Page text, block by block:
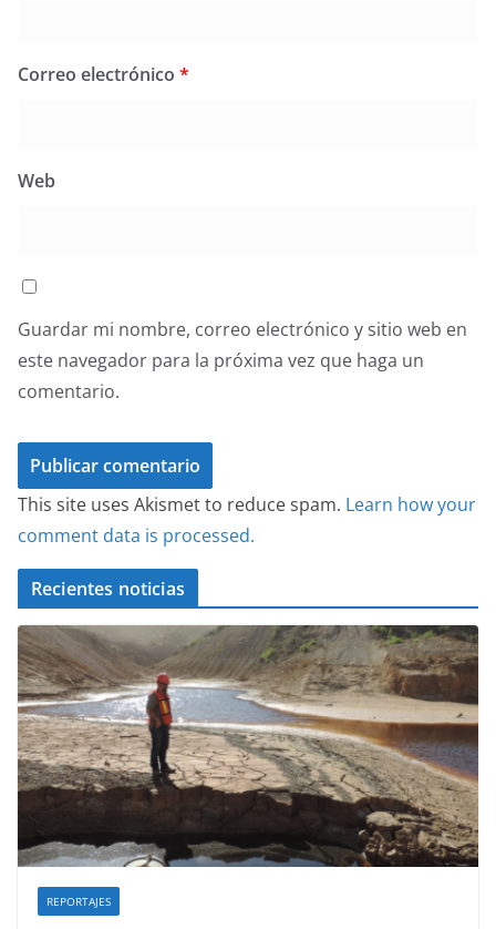
Correo electrónico *
Web
Guardar mi nombre, correo electrónico y sitio web en
este navegador para la próxima vez que haga un
comentario.
This site uses Akismet to reduce spam. Learn how your
comment data is processed.
Recientes noticias
REPORTAJES